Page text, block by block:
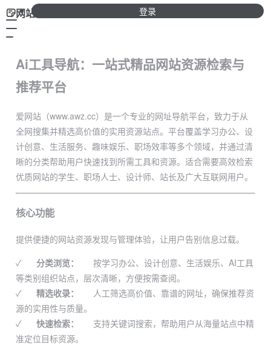
登录
网站介绍
Ai工具导航：一站式精品网站资源检索与
推荐平台
爱网站（www.awz.cc）是一个专业的网址导航平台，致力于从
全网搜集并精选高价值的实用资源站点。平台覆盖学习办公、设
计创意、生活服务、趣味娱乐、职场效率等多个领域，并通过清
晰的分类帮助用户快速找到所需工具和资源。适合需要高效检索
优质网站的学生、职场人士、设计师、站长及广大互联网用户。
核心功能
提供便捷的网站资源发现与管理体验，让用户告别信息过载。
✓
分类浏览：
按学习办公、设计创意、生活娱乐、AI工具
等类别组织站点，层次清晰，方便按需查阅。
✓
精选收录：
人工筛选高价值、靠谱的网址，确保推荐资
源的实用性与质量。
✓
快速检索：
支持关键词搜索，帮助用户从海量站点中精
准定位目标资源。